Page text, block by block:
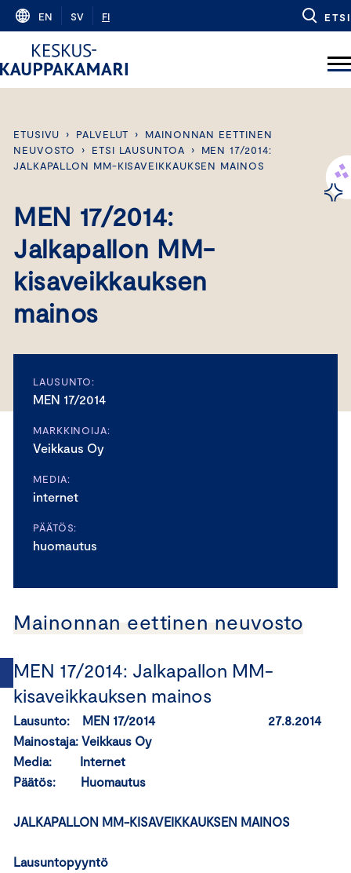
Skip
content
EN SV FI ETSI
ETUSIVU › PALVELUT ›
MAINONNAN EETTINEN
NEUVOSTO
› ETSI LAUSUNTOA ›
MEN 17/2014:
JALKAPALLON MM-KISAVEIKKAUKSEN MAINOS
MEN 17/2014:
Jalkapallon MM-
kisaveikkauksen
mainos
LAUSUNTO:
MEN 17/2014
MARKKINOIJA:
Veikkaus Oy
MEDIA:
internet
PÄÄTÖS:
huomautus
Mainonnan eettinen neuvosto
MEN 17/2014: Jalkapallon MM-
kisaveikkauksen mainos
Lausunto: MEN 17/2014 27.8.2014
Mainostaja: Veikkaus Oy
Media: Internet
Päätös: Huomautus
JALKAPALLON MM-KISAVEIKKAUKSEN MAINOS
Lausuntopyyntö